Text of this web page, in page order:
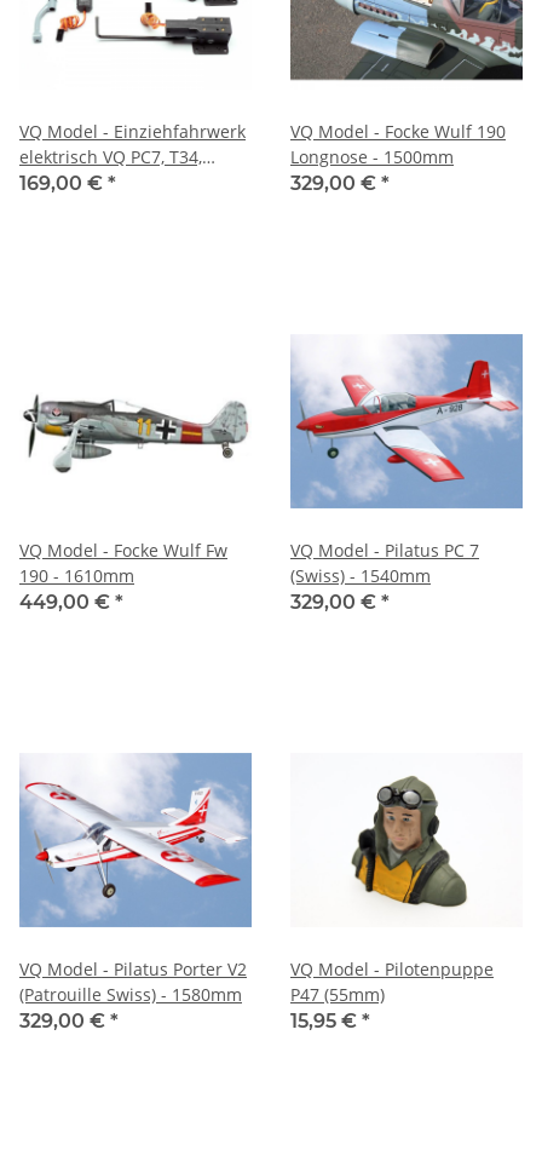
VQ Model - Einziehfahrwerk
elektrisch VQ PC7, T34,
Bonanza
169,00 € *
VQ Model - Focke Wulf 190
Longnose - 1500mm
329,00 € *
VQ Model - Focke Wulf Fw
190 - 1610mm
449,00 € *
VQ Model - Pilatus PC 7
(Swiss) - 1540mm
329,00 € *
VQ Model - Pilatus Porter V2
(Patrouille Swiss) - 1580mm
329,00 € *
VQ Model - Pilotenpuppe
P47 (55mm)
15,95 € *